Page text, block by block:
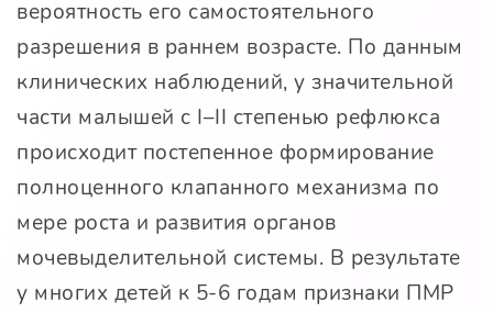
вероятность его самостоятельного
разрешения в раннем возрасте. По данным
клинических наблюдений, у значительной
части малышей с I–II степенью рефлюкса
происходит постепенное формирование
полноценного клапанного механизма по
мере роста и развития органов
мочевыделительной системы. В результате
у многих детей к 5-6 годам признаки ПМР